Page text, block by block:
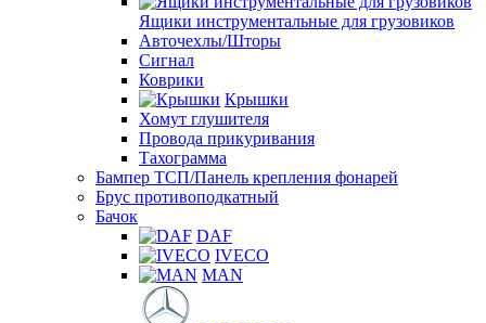
Ящики инструментальные для грузовиков
Авточехлы/Шторы
Сигнал
Коврики
Крышки
Хомут глушителя
Провода прикуривания
Тахограмма
Бампер ТСП/Панель крепления фонарей
Брус противоподкатный
Бачок
DAF
IVECO
MAN